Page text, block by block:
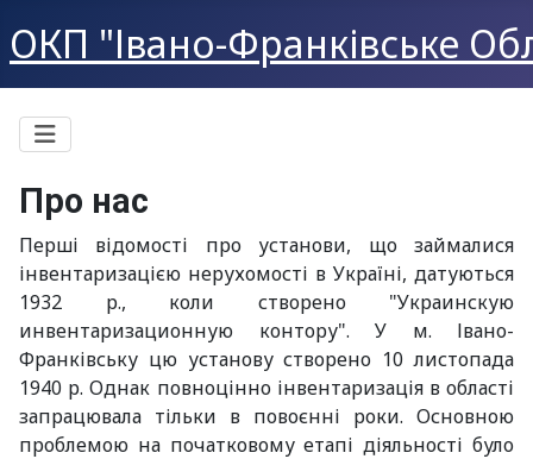
ОКП "Івано-Франківське
Про нас
Перші відомості про установи, що займалися
інвентаризацією нерухомості в Україні, датуються
1932 р., коли створено "Украинскую
инвентаризационную контору". У м. Івано-
Франківську цю установу створено 10 листопада
1940 р. Однак повноцінно інвентаризація в області
запрацювала тільки в повоєнні роки. Основною
проблемою на початковому етапі діяльності було